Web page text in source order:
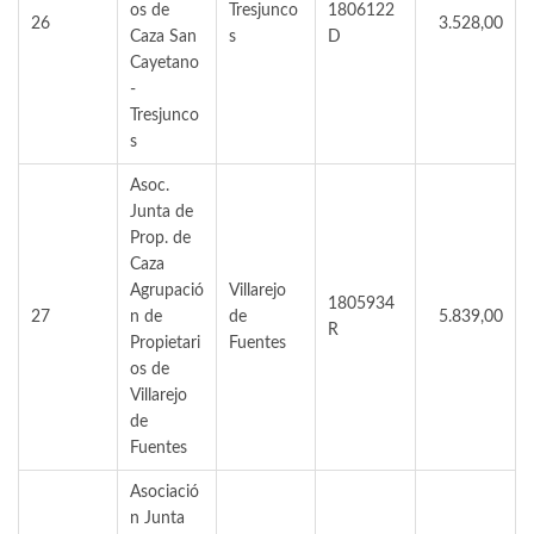
26
os de
Caza San
Cayetano
-
Tresjunco
s
Tresjunco
s
1806122
D
3.528,00
27
Asoc.
Junta de
Prop. de
Caza
Agrupació
n de
Propietari
os de
Villarejo
de
Fuentes
Villarejo
de
Fuentes
1805934
R
5.839,00
Asociació
n Junta